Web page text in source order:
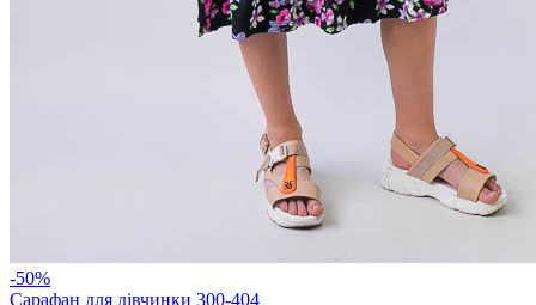
-50%
Сарафан для дівчинки 300-404